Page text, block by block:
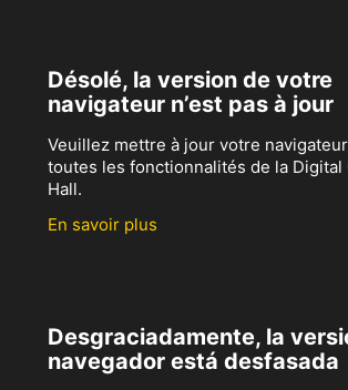
Désolé, la version de votre
navigateur n’est pas à jour
Veuillez mettre à jour votre
toutes les fonctionnalités de la
Hall.
En savoir plus
Desgraciadamente, la
navegador está desfasada